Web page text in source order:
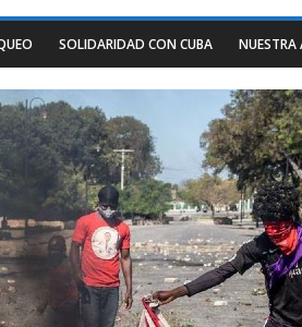
SOLIDARIDAD CON CUBA NUESTRA